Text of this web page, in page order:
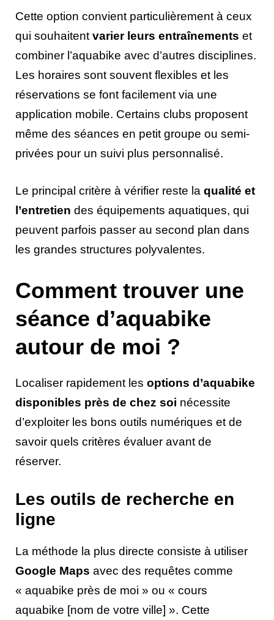
Cette option convient particulièrement à ceux
qui souhaitentvarier leurs entraînements et
combiner l’aquabike avec d’autres disciplines.
Les horaires sont souvent flexibles et les
réservations se font facilement via une
application mobile. Certains clubs proposent
même des séances en petit groupe ou semi-
privées pour un suivi plus personnalisé.
Le principal critère à vérifier reste la qualité et
l’entretien des équipements aquatiques, qui
peuvent parfois passer au second plan dans
les grandes structures polyvalentes.
Comment trouver une
séance d’aquabike
autour de moi ?
Localiser rapidement les options d’aquabike
disponibles près de chez soi nécessite
d’exploiter les bons outils numériques et de
savoir quels critères évaluer avant de
réserver.
Les outils de recherche en
ligne
La méthode la plus directe consiste à utiliser
Google Maps avec des requêtes comme
« aquabike près de moi » ou « cours
aquabike [nom de votre ville] ». Cette